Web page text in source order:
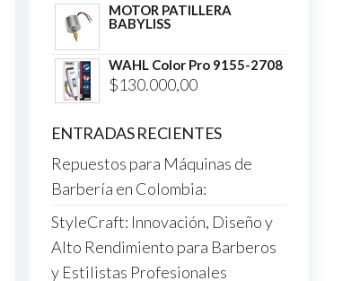
MOTOR PATILLERA
BABYLISS
WAHL Color Pro 9155-2708
$130.000,00
ENTRADAS RECIENTES
Repuestos para Máquinas de
Barbería en Colombia:
StyleCraft: Innovación, Diseño y
Alto Rendimiento para Barberos
y Estilistas Profesionales